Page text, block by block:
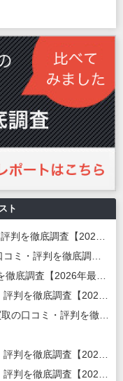
ト
セタガヤレコードセンターの口コミ・評判を徹底調査【2026年最新】
ディスクユニオンのレコード 買取の口コミ・評判を徹底調査【2026年最新】
HMVのレコード 買取の口コミ・評判を徹底調査【2026年最新】
ハードオフのレコード 買取の口コミ・評判を徹底調査【2026年最新】
ECOSTORE RECORDSのレコード 買取の口コミ・評判を徹底調査【2020年最新】
ジスボーイのレコード 買取の口コミ・評判を徹底調査【2020年最新】
レコファンのレコード 買取の口コミ・評判を徹底調査【2020年最新】